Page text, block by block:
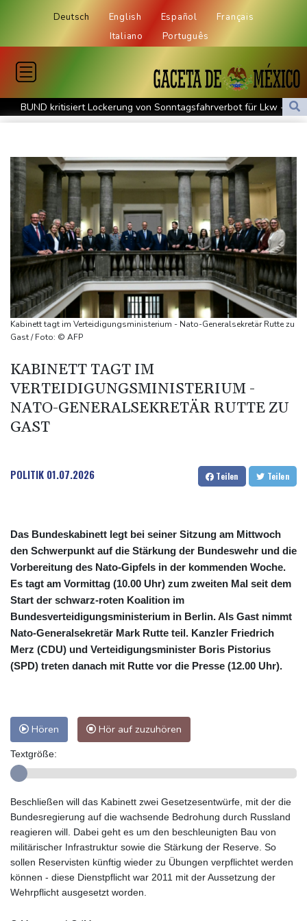
Deutsch English Español
Français
Italiano
Português
BUND kritisiert Lockerung von Sonntagsfahrverbot für Lkw - BDI
begrüßt es
gegen Drogengewalt an
BUND kritisiert Lockerung von Sonn- und Feiertagsfahrverbot für
Lastwagen
Trump spricht nach Ballsaal-Urteil von "nationaler Schande"
Abholzung im Amazonas auf niedrigstem Stand seit einem
Jahrzehnt
Frei: Über Beteiligung an AfD-Regierung entscheidet nicht CDU
in Sachsen-Anhalt
US-Senat stimmt für umfassendes Sanktionspaket gegen
Russland
Übergangslösungen
Ceuta-Andrang: EU fordert von Meta und Tiktok Vorgehen gegen
Falschinformationen
Rechter Hardliner De la Espriella als Kolumbiens Präsident
Kabinett tagt im Verteidigungsministerium - Nato-Generalsekretär Rutte zu
Gast / Foto: © AFP
KABINETT TAGT IM
VERTEIDIGUNGSMINISTERIUM -
NATO-GENERALSEKRETÄR RUTTE ZU
GAST
POLITIK 01.07.2026 Teilen Teilen
Das Bundeskabinett legt bei seiner Sitzung am Mittwoch
den Schwerpunkt auf die Stärkung der Bundeswehr und die
Vorbereitung des Nato-Gipfels in der kommenden Woche.
Es tagt am Vormittag (10.00 Uhr) zum zweiten Mal seit dem
Start der schwarz-roten Koalition im
Bundesverteidigungsministerium in Berlin. Als Gast nimmt
Nato-Generalsekretär Mark Rutte teil. Kanzler Friedrich
Merz (CDU) und Verteidigungsminister Boris Pistorius
(SPD) treten danach mit Rutte vor die Presse (12.00 Uhr).
Hören Hör auf zuzuhören
Textgröße:
Beschließen will das Kabinett zwei Gesetzesentwürfe, mit der die
Bundesregierung auf die wachsende Bedrohung durch Russland
reagieren will. Dabei geht es um den beschleunigten Bau von
militärischer Infrastruktur sowie die Stärkung der Reserve. So
sollen Reservisten künftig wieder zu Übungen verpflichtet werden
können - diese Dienstpflicht war 2011 mit der Aussetzung der
Wehrpflicht ausgesetzt worden.